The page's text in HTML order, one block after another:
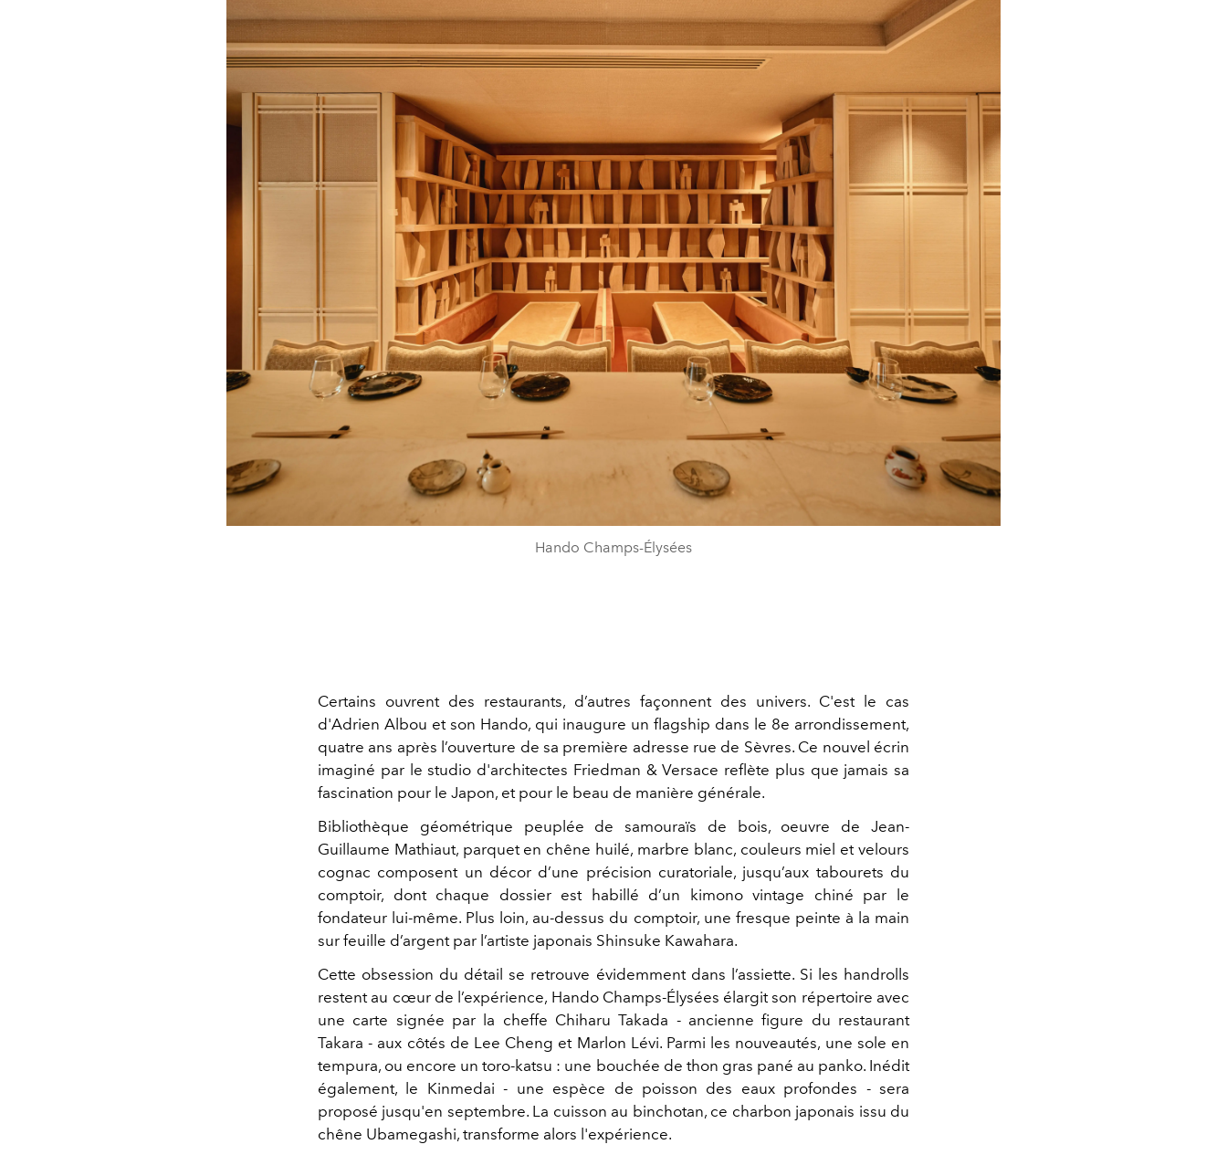
Hando Champs-Élysées
Certains ouvrent des restaurants, d’autres façonnent des univers. C'est le cas
d'Adrien Albou et son Hando, qui inaugure un flagship dans le 8e arrondissement,
quatre ans après l’ouverture de sa première adresse rue de Sèvres. Ce nouvel écrin
imaginé par le studio d'architectes Friedman & Versace reflète plus que jamais sa
fascination pour le Japon, et pour le beau de manière générale.
Bibliothèque géométrique peuplée de samouraïs de bois, oeuvre de Jean-
Guillaume Mathiaut, parquet en chêne huilé, marbre blanc, couleurs miel et velours
cognac composent un décor d’une précision curatoriale, jusqu’aux tabourets du
comptoir, dont chaque dossier est habillé d’un kimono vintage chiné par le
fondateur lui-même. Plus loin, au-dessus du comptoir, une fresque peinte à la main
sur feuille d’argent par l’artiste japonais Shinsuke Kawahara.
Cette obsession du détail se retrouve évidemment dans l’assiette. Si les handrolls
restent au cœur de l’expérience, Hando Champs-Élysées élargit son répertoire avec
une carte signée par la cheffe Chiharu Takada - ancienne figure du restaurant
Takara - aux côtés de Lee Cheng et Marlon Lévi. Parmi les nouveautés, une sole en
tempura, ou encore un toro-katsu : une bouchée de thon gras pané au panko. Inédit
également, le Kinmedai - une espèce de poisson des eaux profondes - sera
proposé jusqu'en septembre. La cuisson au binchotan, ce charbon japonais issu du
chêne Ubamegashi, transforme alors l'expérience.